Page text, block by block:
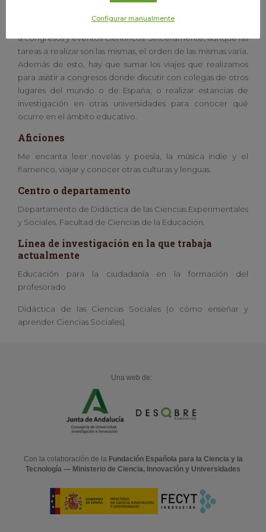
cursos de formación o a escribir artículos o comunicaciones
a congresos y eventos científicos. Sinceramente, aunque las
tareas a realizar son las mismas, el orden de las mismas varía.
Además de esto, hay que sumar los viajes que realizamos
para asistir a congresos donde discutir con colegas de otros
lugares del mundo o de España, o realizar estancias de
investigación en otras universidades para conocer qué
ocurre en el ámbito educativo.
Aficiones
Me encanta leer novelas y poesía, la música indie y el
flamenco, viajar y conocer otras culturas y lenguas.
Centro o departamento
Departamento de Didáctica de las Ciencias Experimentales
y Sociales. Facultad de Ciencias de la Educación.
Línea de investigación en la que trabaja
actualmente
Educación para la ciudadanía en la formación del
profesorado
Didáctica de las Ciencias Sociales (o cómo enseñar y
aprender Ciencias Sociales).
Una web de:
Con la colaboración de la Fundación Española para la Ciencia y la
Tecnología — Ministerio de Ciencia, Innovación y Universidades
Configurar manualmente